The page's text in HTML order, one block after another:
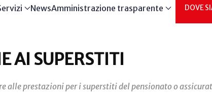
NewsAmministrazione trasparente DOVE
AI SUPERSTITI
alle prestazioni per i superstiti del pensionato o